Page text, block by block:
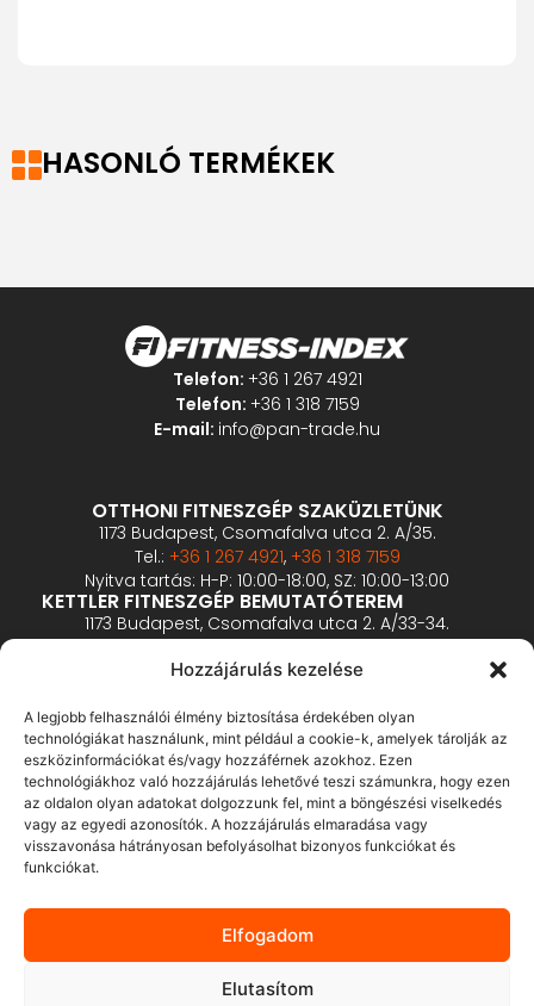
Hozzájárulás kezelése
A legjobb felhasználói élmény biztosítása érdekében olyan
technológiákat használunk, mint például a cookie-k, amelyek tárolják az
eszközinformációkat és/vagy hozzáférnek azokhoz. Ezen
technológiákhoz való hozzájárulás lehetővé teszi számunkra, hogy ezen
az oldalon olyan adatokat dolgozzunk fel, mint a böngészési viselkedés
vagy az egyedi azonosítók. A hozzájárulás elmaradása vagy
visszavonása hátrányosan befolyásolhat bizonyos funkciókat és
funkciókat.
Elfogadom
Elutasítom
HASONLÓ TERMÉKEK
Telefon: +36 1 267 4921
Telefon: +36 1 318 7159
E-mail: info@pan-trade.hu
OTTHONI FITNESZGÉP SZAKÜZLETÜNK
1173 Budapest, Csomafalva utca 2. A/35.
Tel.: +36 1 267 4921, +36 1 318 7159
Nyitva tartás: H-P: 10:00-18:00, SZ: 10:00-13:00
KETTLER FITNESZGÉP BEMUTATÓTEREM
1173 Budapest, Csomafalva utca 2. A/33-34.
Tel.:+36 1 426 1126,+36 1 200 4451
Nyitva tartás: H-P: 10:00-18:00, SZ: 10:00-13:00
2360 Gyál, Vállalkozó u. 12.
Tel.:+36 1 900 0657
Nyitva tartás: előzetes bejelentkezés alapján
ÁSZF
Adatvédelmi tájékoztató
Bankkártyás fizetés tájékoztató